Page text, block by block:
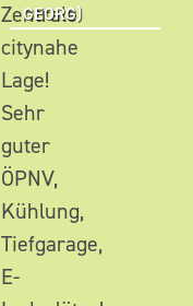
GEORG)
Zentrale
citynahe
Lage!
Sehr
guter
ÖPNV,
Kühlung,
Tiefgarage,
E-